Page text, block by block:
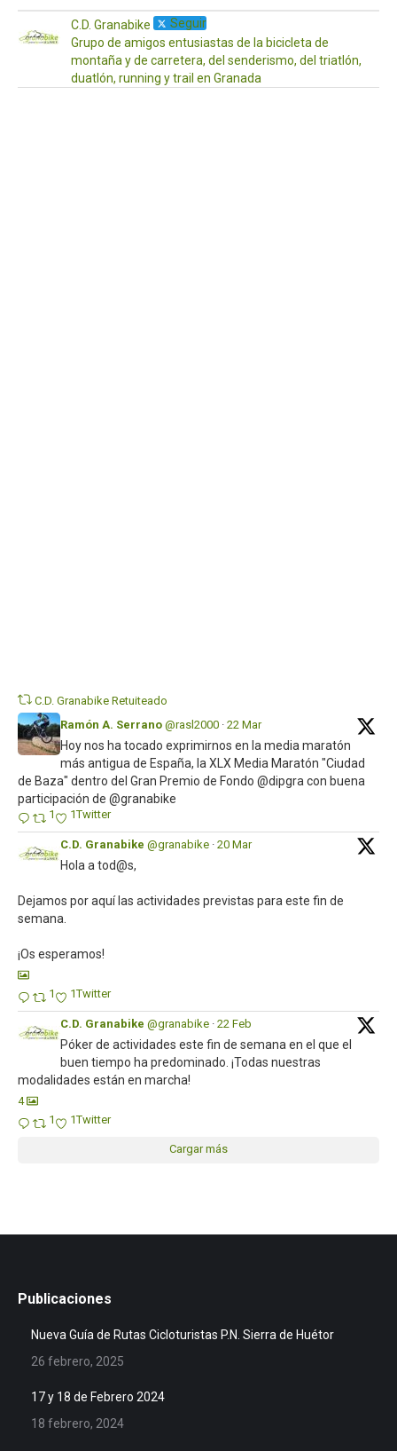
C.D. Granabike
Seguir
Grupo de amigos entusiastas de la bicicleta de
montaña y de carretera, del senderismo, del triatlón,
duatlón, running y trail en Granada
C.D. Granabike Retuiteado
Ramón A. Serrano @rasl2000 · 22 Mar
Hoy nos ha tocado exprimirnos en la media maratón
más antigua de España, la XLX Media Maratón "Ciudad
de Baza" dentro del Gran Premio de Fondo @dipgra con buena
participación de @granabike
1 1Twitter
C.D. Granabike @granabike · 20 Mar
Hola a tod@s,
Dejamos por aquí las actividades previstas para este fin de
semana.
¡Os esperamos!
1 1Twitter
C.D. Granabike @granabike · 22 Feb
Póker de actividades este fin de semana en el que el
buen tiempo ha predominado. ¡Todas nuestras
modalidades están en marcha!
4
1
1Twitter
Cargar más
Publicaciones
Nueva Guía de Rutas Cicloturistas P.N. Sierra de Huétor
26 febrero, 2025
17 y 18 de Febrero 2024
18 febrero, 2024